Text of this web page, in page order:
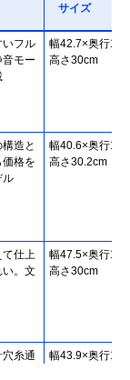
サイズ
いフル
モー
幅42.7×奥行
高さ30cm
構造と
格を
ル
幅40.6×奥行
高さ30.2cm
仕上
。文
幅47.5×奥行
高さ30cm
穴糸通
幅43.9×奥行